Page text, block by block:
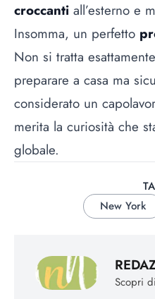
croccanti all’esterno e
Insomma, un perfetto
Non si tratta
preparare a casa ma
considerato un
merita la curiosità che
globale.
New York
Scopri